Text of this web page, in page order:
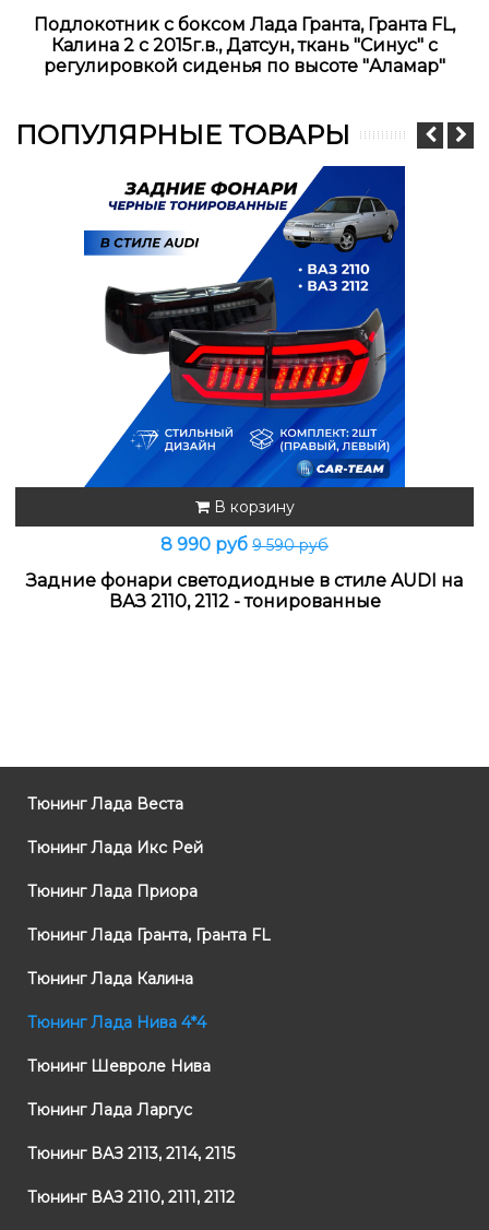
Подлокотник с боксом Лада Гранта, Гранта FL,
Калина 2 с 2015г.в., Датсун, ткань "Синус" с
регулировкой сиденья по высоте "Аламар"
ПОПУЛЯРНЫЕ ТОВАРЫ
В корзину
8 990 руб 9 590 руб
Задние фонари светодиодные в стиле AUDI на
ВАЗ 2110, 2112 - тонированные
Тюнинг Лада Веста
Тюнинг Лада Икс Рей
Тюнинг Лада Приора
Тюнинг Лада Гранта, Гранта FL
Тюнинг Лада Калина
Тюнинг Лада Нива 4*4
Тюнинг Шевроле Нива
Тюнинг Лада Ларгус
Тюнинг ВАЗ 2113, 2114, 2115
Тюнинг ВАЗ 2110, 2111, 2112